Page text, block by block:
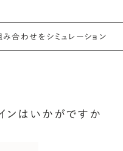
み合わせをシミュレーション
ンはいかがですか